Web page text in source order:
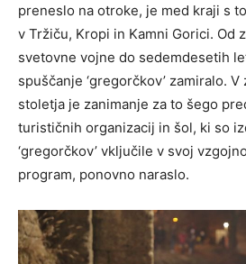
preneslo na otroke, je med kraji s
v Tržiču, Kropi in Kamni Gorici. Od
svetovne vojne do sedemdesetih
spuščanje ‘gregorčkov’ zamiralo.
stoletja je zanimanje za to šego
turističnih organizacij in šol, ki so
‘gregorčkov’ vključile v svoj
program, ponovno naraslo.